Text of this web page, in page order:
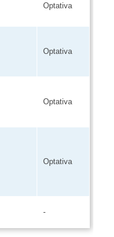
Optativa
Optativa
Optativa
Optativa
-